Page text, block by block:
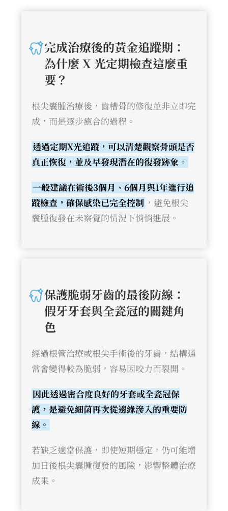
完成治療後的黃金追蹤期：
為什麼 X 光定期檢查這麼重
要？
根尖囊腫治療後，齒槽骨的修復並非立即完
成，而是逐步癒合的過程。
透過定期X光追蹤，可以清楚觀察骨頭是否
真正恢復，並及早發現潛在的復發跡象。
一般建議在術後3個月、6個月與1年進行追
蹤檢查，確保感染已完全控制 ，避免根尖
囊腫復發在未察覺的情況下悄悄進展。
保護脆弱牙齒的最後防線：
假牙牙套與全瓷冠的關鍵角
色
經過根管治療或根尖手術後的牙齒，結構通
常會變得較為脆弱，容易因咬力而裂開。
因此透過密合度良好的牙套或全瓷冠保
護，是避免細菌再次從邊緣滲入的重要防
線。
若缺乏適當保護，即使短期穩定，仍可能增
加日後根尖囊腫復發的風險，影響整體治療
成果。